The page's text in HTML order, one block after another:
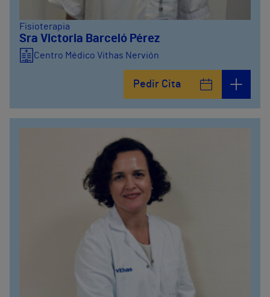
Fisioterapia
Sra Victoria Barceló Pérez
Centro Médico Vithas Nervión
Pedir Cita